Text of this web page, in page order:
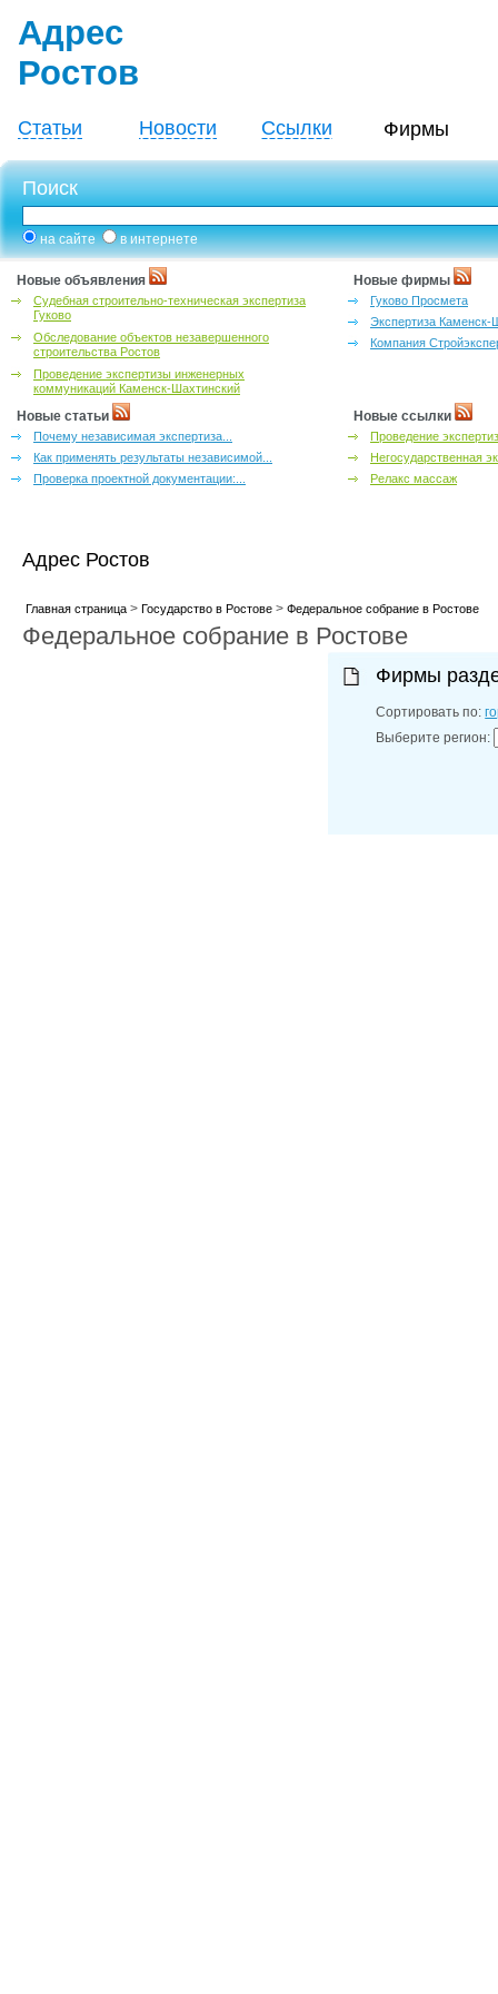
Адрес
Ростов
Статьи Новости Ссылки Фирмы
Поиск
на сайте в интернете
Новые объявления
Судебная строительно-техническая экспертиза
Гуково
Обследование объектов незавершенного
строительства Ростов
Проведение экспертизы инженерных
коммуникаций Каменск-Шахтинский
Новые фирмы
Гуково Просмета
Экспертиза Каменск-
Компания
Новые статьи
Почему независимая экспертиза...
Как применять результаты независимой...
Проверка проектной документации:...
Новые ссылки
Проведение
Негосударственная
Релакс массаж
Адрес Ростов
Главная страница> Государство в Ростове> Федеральное собрание в Ростове
Федеральное собрание в Ростове
Фирмы
Сортировать по:
Выберите регион: